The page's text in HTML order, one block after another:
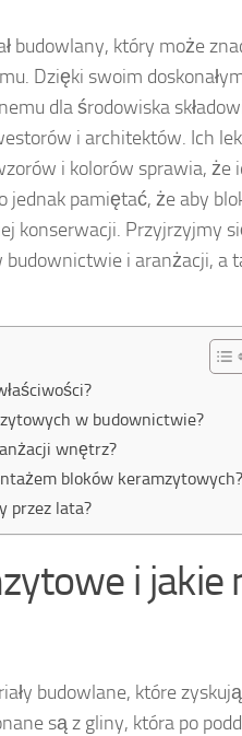
budowlany, który może
Dzięki swoim
dla środowiska
i architektów. Ich
i kolorów sprawia, że
pamiętać, że aby
konserwacji. Przyjrzyjmy
i aranżacji, a
w budownictwie?
wnętrz?
bloków keramzytowych?
przez lata?
i jakie
budowlane, które
są z gliny, która po